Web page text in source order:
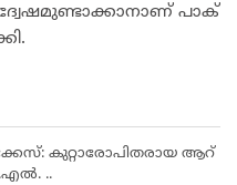
പാക്
കുറ്റാരോപിതരായ ആറ്
..